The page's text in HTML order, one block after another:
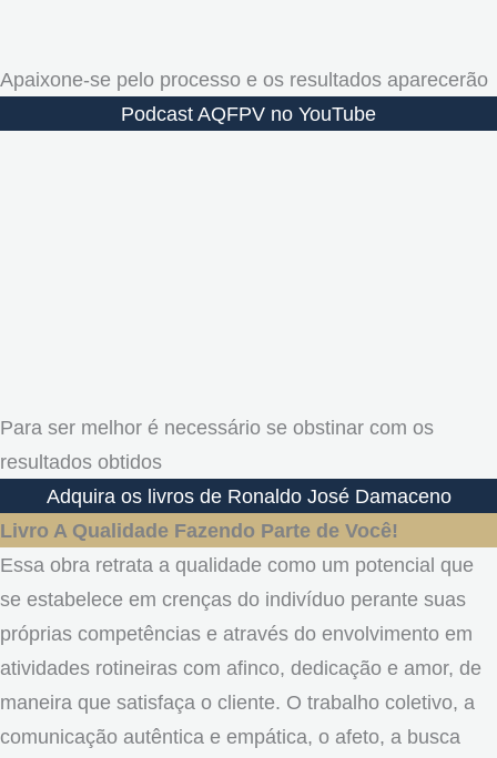
Apaixone-se pelo processo e os resultados aparecerão
Podcast AQFPV no YouTube
Para ser melhor é necessário se obstinar com os
resultados obtidos
Adquira os livros de Ronaldo José Damaceno
Livro A Qualidade Fazendo Parte de Você!
Essa obra retrata a qualidade como um potencial que
se estabelece em crenças do indivíduo perante suas
próprias competências e através do envolvimento em
atividades rotineiras com afinco, dedicação e amor, de
maneira que satisfaça o cliente. O trabalho coletivo, a
comunicação autêntica e empática, o afeto, a busca